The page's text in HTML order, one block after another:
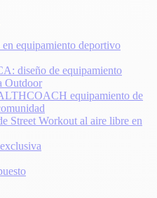
equipamiento deportivo
diseño de equipamiento
Outdoor
equipamiento de
Street Workout al aire libre en